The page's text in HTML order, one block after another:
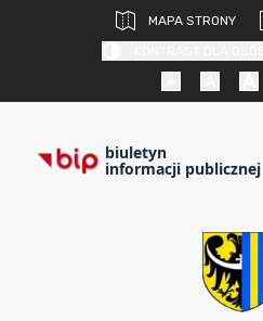
MAPA STRONY
biuletyn
informacji publicznej